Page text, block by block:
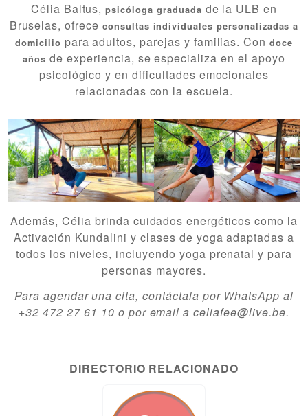
Célia Baltus,psicóloga graduada de la ULB en
Bruselas, ofrece consultas individuales personalizadas a
domicilio para adultos, parejas y familias. Con doce
años de experiencia, se especializa en el apoyo
psicológico y en dificultades emocionales
relacionadas con la escuela.
Además, Célia brinda cuidados energéticos como la
Activación Kundalini y clases de yoga adaptadas a
todos los niveles, incluyendo yoga prenatal y para
personas mayores.
Para agendar una cita, contáctala por WhatsApp al
+32 472 27 61 10 o por email a celiafee@live.be.
DIRECTORIO RELACIONADO